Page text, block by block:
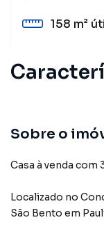
158 m²
Sobre o
Casa à venda com
Localizado no
São Bento em